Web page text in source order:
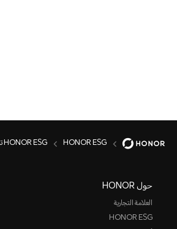
HONOR ESG HONOR ESG تطوير الموظفين
حول HONOR
العلامة التجارية
HONOR ESG